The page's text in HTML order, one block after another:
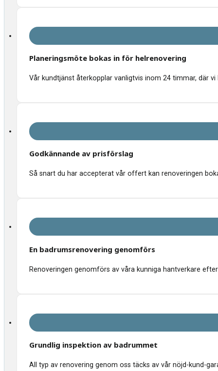
Planeringsmöte bokas in för helrenovering
Vår kundtjänst återkopplar vanligtvis inom 24 timmar, där
Godkännande av prisförslag
Så snart du har accepterat vår offert kan renoveringen
En badrumsrenovering genomförs
Renoveringen genomförs av våra kunniga hantverkare
Grundlig inspektion av badrummet
All typ av renovering genom oss täcks av vår nöjd-kund-